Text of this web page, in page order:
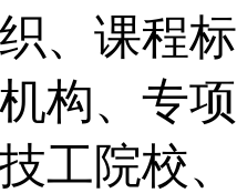
、课程
构、专
工院校